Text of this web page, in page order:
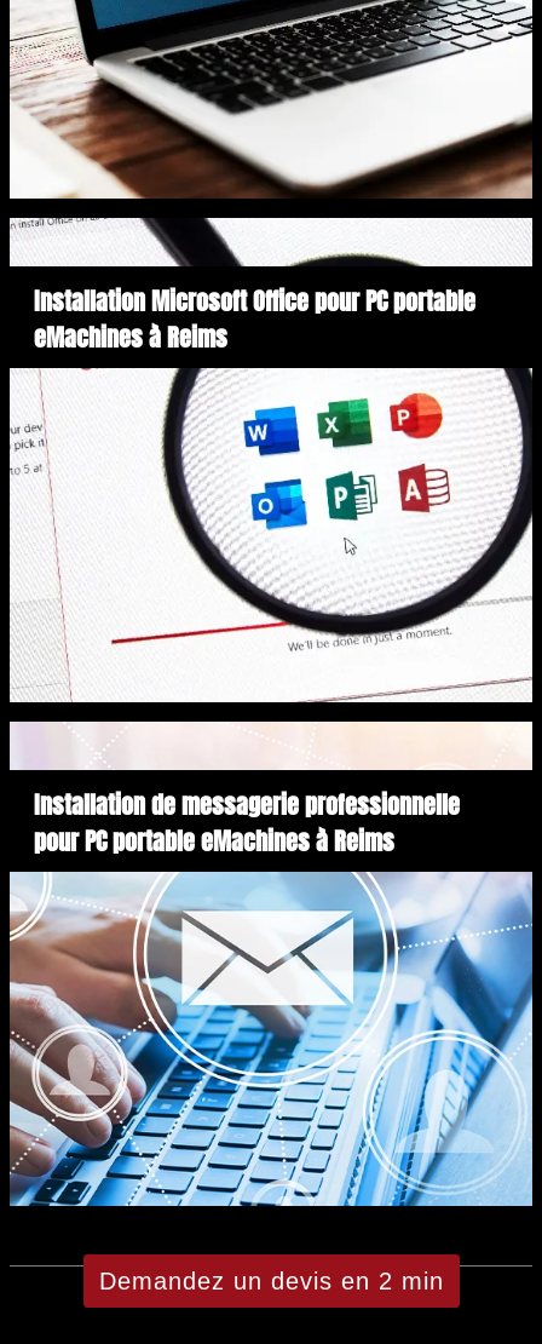
Installation Microsoft Office pour PC portable
eMachines à Reims
Installation de messagerie professionnelle
pour PC portable eMachines à Reims
Demandez un devis en 2 min